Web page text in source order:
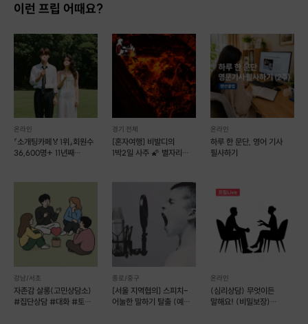
3. 골프선수 출신
4. 골프입스 주제 학위논문 2편
5. KCI 등재지 10편 / 기타 연구 4편 / 포스터, 구두발표 다수 수행
6. 학술우수상 다수 수상
7. 2014년부터 개인/단체 종목 기관 및 선수 교육특강/심리상담/심리훈
련 다수 수행
8. 스포츠심리상담사/일반심리상담사/미술심리상담사/USGTF티칭프
로 공인기관 자격보유
▶프립 소개
◆본 프립은 스포츠 또는 퍼포먼스를 요구하는 현장에서 부적인 심리요인으
로 수행력이 저하되어 힘들어 하는 대원들을 위해 등록하였습니다.
이런 프립 어때요?
온라인
『소개팅카페🏅1위』회원수
36,600명+ 11년째
경기 전체
[혼자여행] 비발디의
1박2일 사주 🌠 별자리
온라인
하루 한 문단, 영어 기사
필사하기
강남/서초
자존감 살롱(고민상담소)
#집단상담 #대화 #토크
종로/중구
[서울 지역협의] 스피치-
어눌한 말하기 탈출 (예약
온라인
(심리상담) 무엇이든
말해요! (비밀보장)